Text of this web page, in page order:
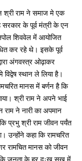
श्री राम ने समाज मे एक
सरकार के पूर्व मंत्री के एन
शिववेल में आयोजित
कर रहे थे। इसके पूर्व
अंगवस्त्र ओढ़ाकर
स्थान ले लिया है।
मानस में बर्णन है कि
श्री राम ने अपने भाई
राम ने नारी का अपमान
प्रभु श्री राम जीवन पर्यंत
उन्होंने कहा कि रामचरित
रामचित मानस को जीवन